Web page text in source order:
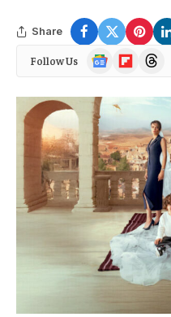
Share
Follow Us
Google
News
FlipboardThreads